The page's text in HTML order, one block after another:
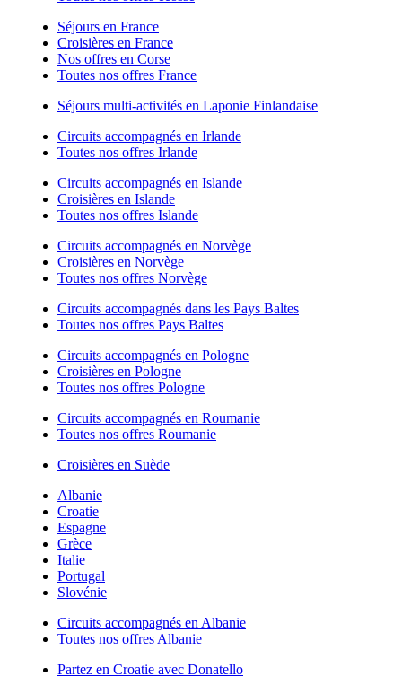
Séjours en France
Croisières en France
Nos offres en Corse
Toutes nos offres France
Séjours multi-activités en Laponie Finlandaise
Circuits accompagnés en Irlande
Toutes nos offres Irlande
Circuits accompagnés en Islande
Croisières en Islande
Toutes nos offres Islande
Circuits accompagnés en Norvège
Croisières en Norvège
Toutes nos offres Norvège
Circuits accompagnés dans les Pays Baltes
Toutes nos offres Pays Baltes
Circuits accompagnés en Pologne
Croisières en Pologne
Toutes nos offres Pologne
Circuits accompagnés en Roumanie
Toutes nos offres Roumanie
Croisières en Suède
Albanie
Croatie
Espagne
Grèce
Italie
Portugal
Slovénie
Circuits accompagnés en Albanie
Toutes nos offres Albanie
Partez en Croatie avec Donatello